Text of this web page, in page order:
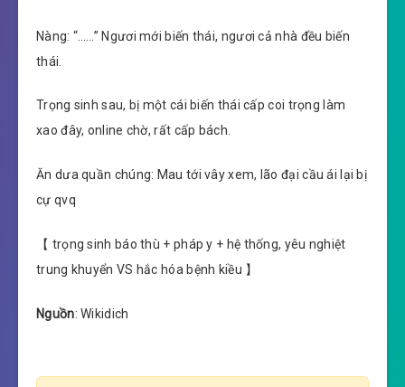
Nàng: “……” Ngươi mới biến thái, ngươi cả nhà đều biến
thái.
Trọng sinh sau, bị một cái biến thái cấp coi trọng làm
xao đây, online chờ, rất cấp bách.
Ăn dưa quần chúng: Mau tới vây xem, lão đại cầu ái lại bị
cự qvq
【 trọng sinh báo thù + pháp y + hệ thống, yêu nghiệt
trung khuyển VS hắc hóa bệnh kiều 】
Nguồn: Wikidich